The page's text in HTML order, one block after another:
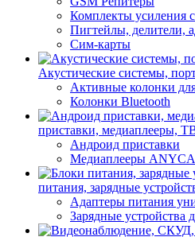
Комплекты усиления
Пигтейлы, делители,
Сим-карты
Акустические системы,
Активные колонки
Колонки Bluetooth
приставки, медиаплееры,
Андроид приставки
Медиаплееры
питания, зарядные
Адаптеры питания
Зарядные устройства